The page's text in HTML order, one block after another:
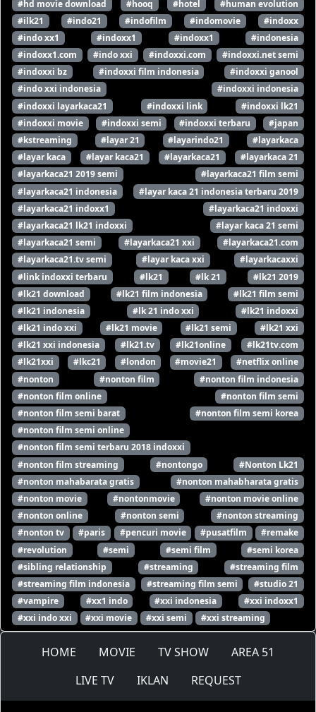
#hd movie download
#hooq #hotel
#human evolution
#ilk21
#indo21 #indofilm #indomovie
#indoxx
#indo xx1
#indoxx1 #indoxx1
#indonesia
#indoxx1.com
#indo xxi #indoxxi.com
#indoxxi.net semi
#indoxxi bz
#indoxxi film indonesia
#indoxxi ganool
#indo xxi indonesia
#indoxxi indonesia
#indoxxi layarkaca21
#indoxxi link
#indoxxi lk21
#indoxxi movie
#indoxxi semi #indoxxi terbaru
#japan
#kstreaming
#layar 21 #layarindo21
#layarkaca
#layar kaca
#layar kaca21 #layarkaca21
#layarkaca 21
#layarkaca21 2019 semi
#layarkaca21 film semi
#layarkaca21 indonesia
#layar kaca 21 indonesia terbaru 2019
#layarkaca21 indoxx1
#layarkaca21 indoxxi
#layarkaca21 lk21 indoxxi
#layar kaca 21 semi
#layarkaca21 semi
#layarkaca21 xxi
#layarkaca21.com
#layarkaca21.tv semi
#layar kaca xxi
#layarkacaxxi
#link indoxxi terbaru
#lk21 #lk 21
#lk21 2019
#lk21 download
#lk21 film indonesia
#lk21 film semi
#lk21 indonesia
#lk 21 indo xxi
#lk21 indoxxi
#lk21 indo xxi
#lk21 movie #lk21 semi
#lk21 xxi
#lk21 xxi indonesia
#lk21.tv #lk21online
#lk21tv.com
#lk21xxi
#lkc21 #london #movie21
#netflix online
#nonton
#nonton film
#nonton film indonesia
#nonton film online
#nonton film semi
#nonton film semi barat
#nonton film semi korea
#nonton film semi online
#nonton film semi terbaru 2018 indoxxi
#nonton film streaming
#nontongo
#Nonton Lk21
#nonton mahabarata gratis
#nonton mahabharata gratis
#nonton movie
#nontonmovie
#nonton movie online
#nonton online
#nonton semi
#nonton streaming
#nonton tv
#paris #pencuri movie #pusatfilm
#remake
#revolution
#semi #semi film
#semi korea
#sibling relationship
#streaming
#streaming film
#streaming film indonesia
#streaming film semi
#studio 21
#vampire
#xx1 indo #xxi indonesia
#xxi indoxx1
#xxi indo xxi
#xxi movie #xxi semi #xxi streaming
HOME MOVIE TV SHOW
AREA 51
LIVE TV
IKLAN REQUEST